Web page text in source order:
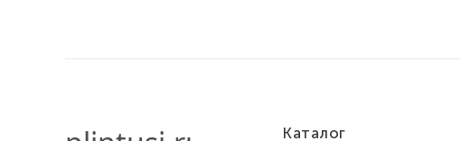
Каталог